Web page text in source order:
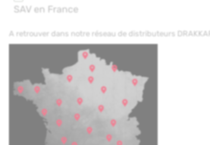
SAV en France
A retrouver dans notre réseau de distributeurs DRAKKAR